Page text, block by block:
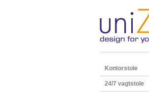
Kontorstole
24/7 vagtstole